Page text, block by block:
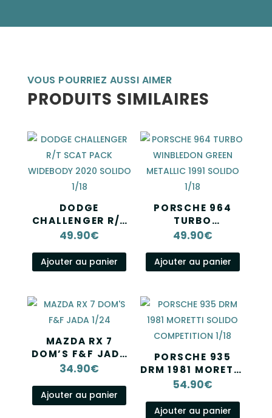
VOUS POURRIEZ AUSSI AIMER
PRODUITS SIMILAIRES
DODGE
CHALLENGER R/T
SCAT PACK
SOLIDO 1/18
49.90€
Ajouter au panier
PORSCHE 964
TURBO
WINBLEDON
1991 SOLIDO 1/18
49.90€
Ajouter au panier
MAZDA RX 7
DOM’S F&F JADA
1/24
34.90€
Ajouter au panier
PORSCHE 935
DRM 1981 MORETTI
SOLIDO
1/18
54.90€
Ajouter au panier